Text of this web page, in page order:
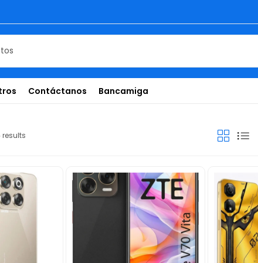
Contáctanos Bancamiga